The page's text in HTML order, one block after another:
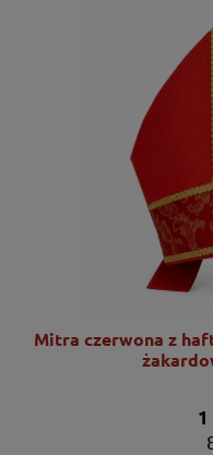
Mitra czerwona z
1